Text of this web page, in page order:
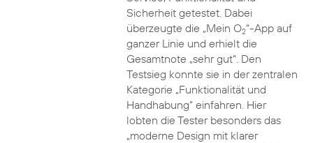
Sicherheit getestet. Dabei
überzeugte die „Mein O2“-App auf
ganzer Linie und erhielt die
Gesamtnote „sehr gut“. Den
Testsieg konnte sie in der zentralen
Kategorie „Funktionalität und
Handhabung“ einfahren. Hier
lobten die Tester besonders das
„moderne Design mit klarer